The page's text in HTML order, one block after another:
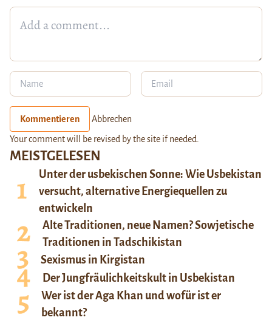
MEISTGELESEN
Unter der usbekischen Sonne: Wie Usbekistan
versucht, alternative Energiequellen zu
entwickeln
Alte Traditionen, neue Namen? Sowjetische
Traditionen in Tadschikistan
Sexismus in Kirgistan
Der Jungfräulichkeitskult in Usbekistan
Wer ist der Aga Khan und wofür ist er
bekannt?
Kommentieren Abbrechen
Your comment will be revised by the site if needed.